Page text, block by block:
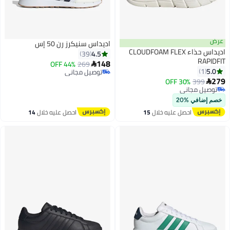
عرض
اديداس حذاء CLOUDFOAM FLEX
RAPIDFIT
5.0
1
279
399
30% OFF
توصيل مجاني
توصيل مجاني
خصم إضافي %20
احصل عليه خلال15
اديداس سنيكرز رن 50 إس
4.5
39
148
269
44% OFF
توصيل مجاني
توصيل مجاني
احصل عليه خلال14